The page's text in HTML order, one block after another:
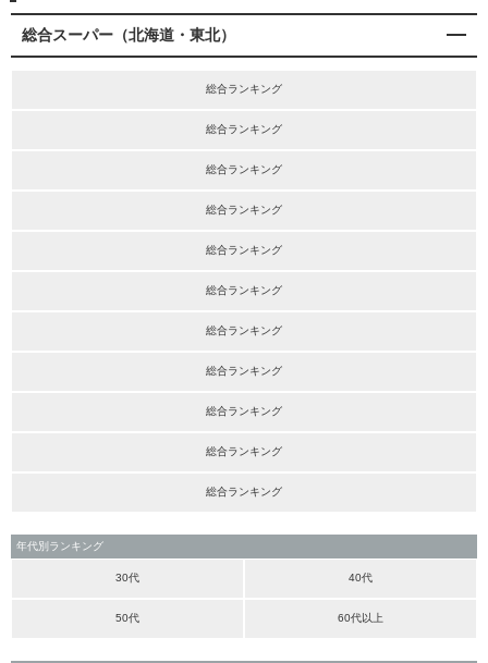
総合スーパー（北海道・東北）
総合ランキング
総合ランキング
総合ランキング
総合ランキング
総合ランキング
総合ランキング
総合ランキング
総合ランキング
総合ランキング
総合ランキング
総合ランキング
年代別ランキング
30代 40代
50代 60代以上